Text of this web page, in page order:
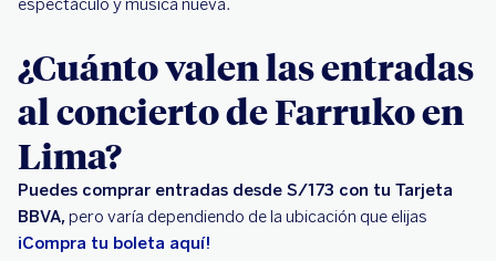
espectáculo y música nueva.
¿Cuánto valen las entradas
al concierto de Farruko en
Lima?
Puedes comprar entradas desde S/173 con tu Tarjeta
BBVA,pero varía dependiendo de la ubicación que elijas
¡Compra tu boleta aquí!